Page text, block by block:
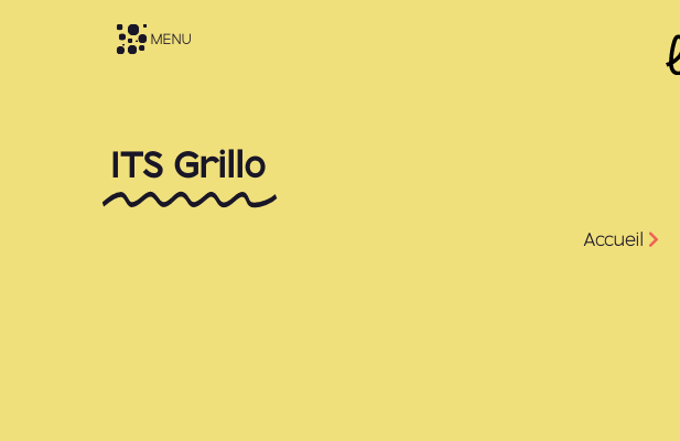
MENU
ITS Grillo
Accueil